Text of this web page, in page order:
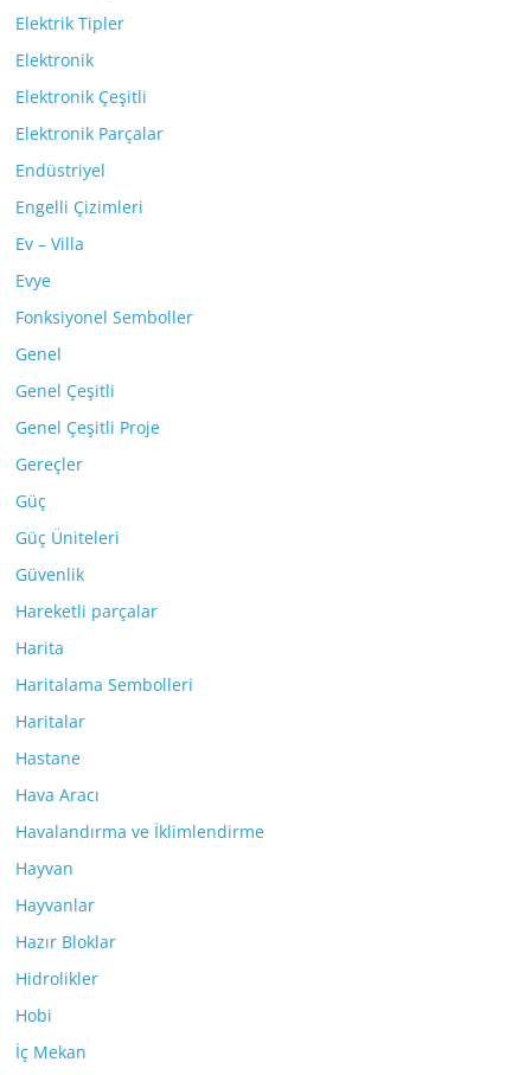
Elektrik Tipler
Elektronik
Elektronik Çeşitli
Elektronik Parçalar
Endüstriyel
Engelli Çizimleri
Ev – Villa
Evye
Fonksiyonel Semboller
Genel
Genel Çeşitli
Genel Çeşitli Proje
Gereçler
Güç
Güç Üniteleri
Güvenlik
Hareketli parçalar
Harita
Haritalama Sembolleri
Haritalar
Hastane
Hava Aracı
Havalandırma ve İklimlendirme
Hayvan
Hayvanlar
Hazır Bloklar
Hidrolikler
Hobi
İç Mekan